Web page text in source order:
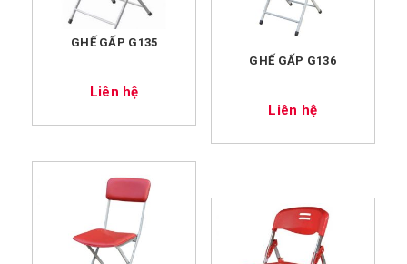
GHẾ GẤP G135
Liên hệ
GHẾ GẤP G136
Liên hệ